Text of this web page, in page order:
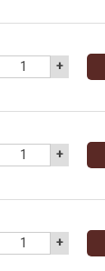
+
+
+